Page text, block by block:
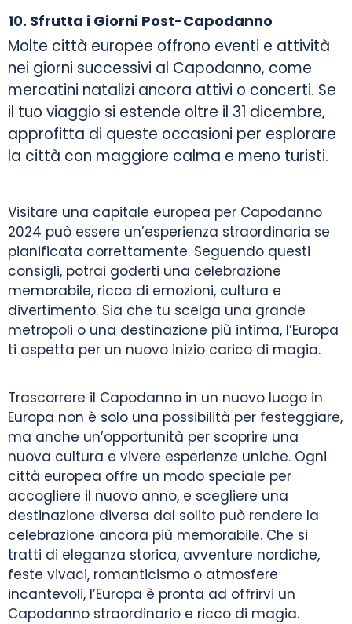
10. Sfrutta i Giorni Post-Capodanno
Molte città europee offrono eventi e attività
nei giorni successivi al Capodanno, come
mercatini natalizi ancora attivi o concerti. Se
il tuo viaggio si estende oltre il 31 dicembre,
approfitta di queste occasioni per esplorare
la città con maggiore calma e meno turisti.
Visitare una capitale europea per Capodanno
2024 può essere un’esperienza straordinaria se
pianificata correttamente. Seguendo questi
consigli, potrai goderti una celebrazione
memorabile, ricca di emozioni, cultura e
divertimento. Sia che tu scelga una grande
metropoli o una destinazione più intima, l’Europa
ti aspetta per un nuovo inizio carico di magia.
Trascorrere il Capodanno in un nuovo luogo in
Europa non è solo una possibilità per festeggiare,
ma anche un’opportunità per scoprire una
nuova cultura e vivere esperienze uniche. Ogni
città europea offre un modo speciale per
accogliere il nuovo anno, e scegliere una
destinazione diversa dal solito può rendere la
celebrazione ancora più memorabile. Che si
tratti di eleganza storica, avventure nordiche,
feste vivaci, romanticismo o atmosfere
incantevoli, l’Europa è pronta ad offrirvi un
Capodanno straordinario e ricco di magia.